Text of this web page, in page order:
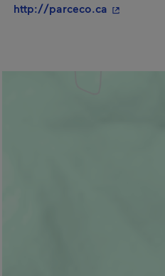
http://parceco.ca - Cet